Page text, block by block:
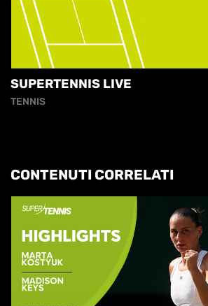
SUPERTENNIS LIVE
TENNIS
CONTENUTI CORRELATI